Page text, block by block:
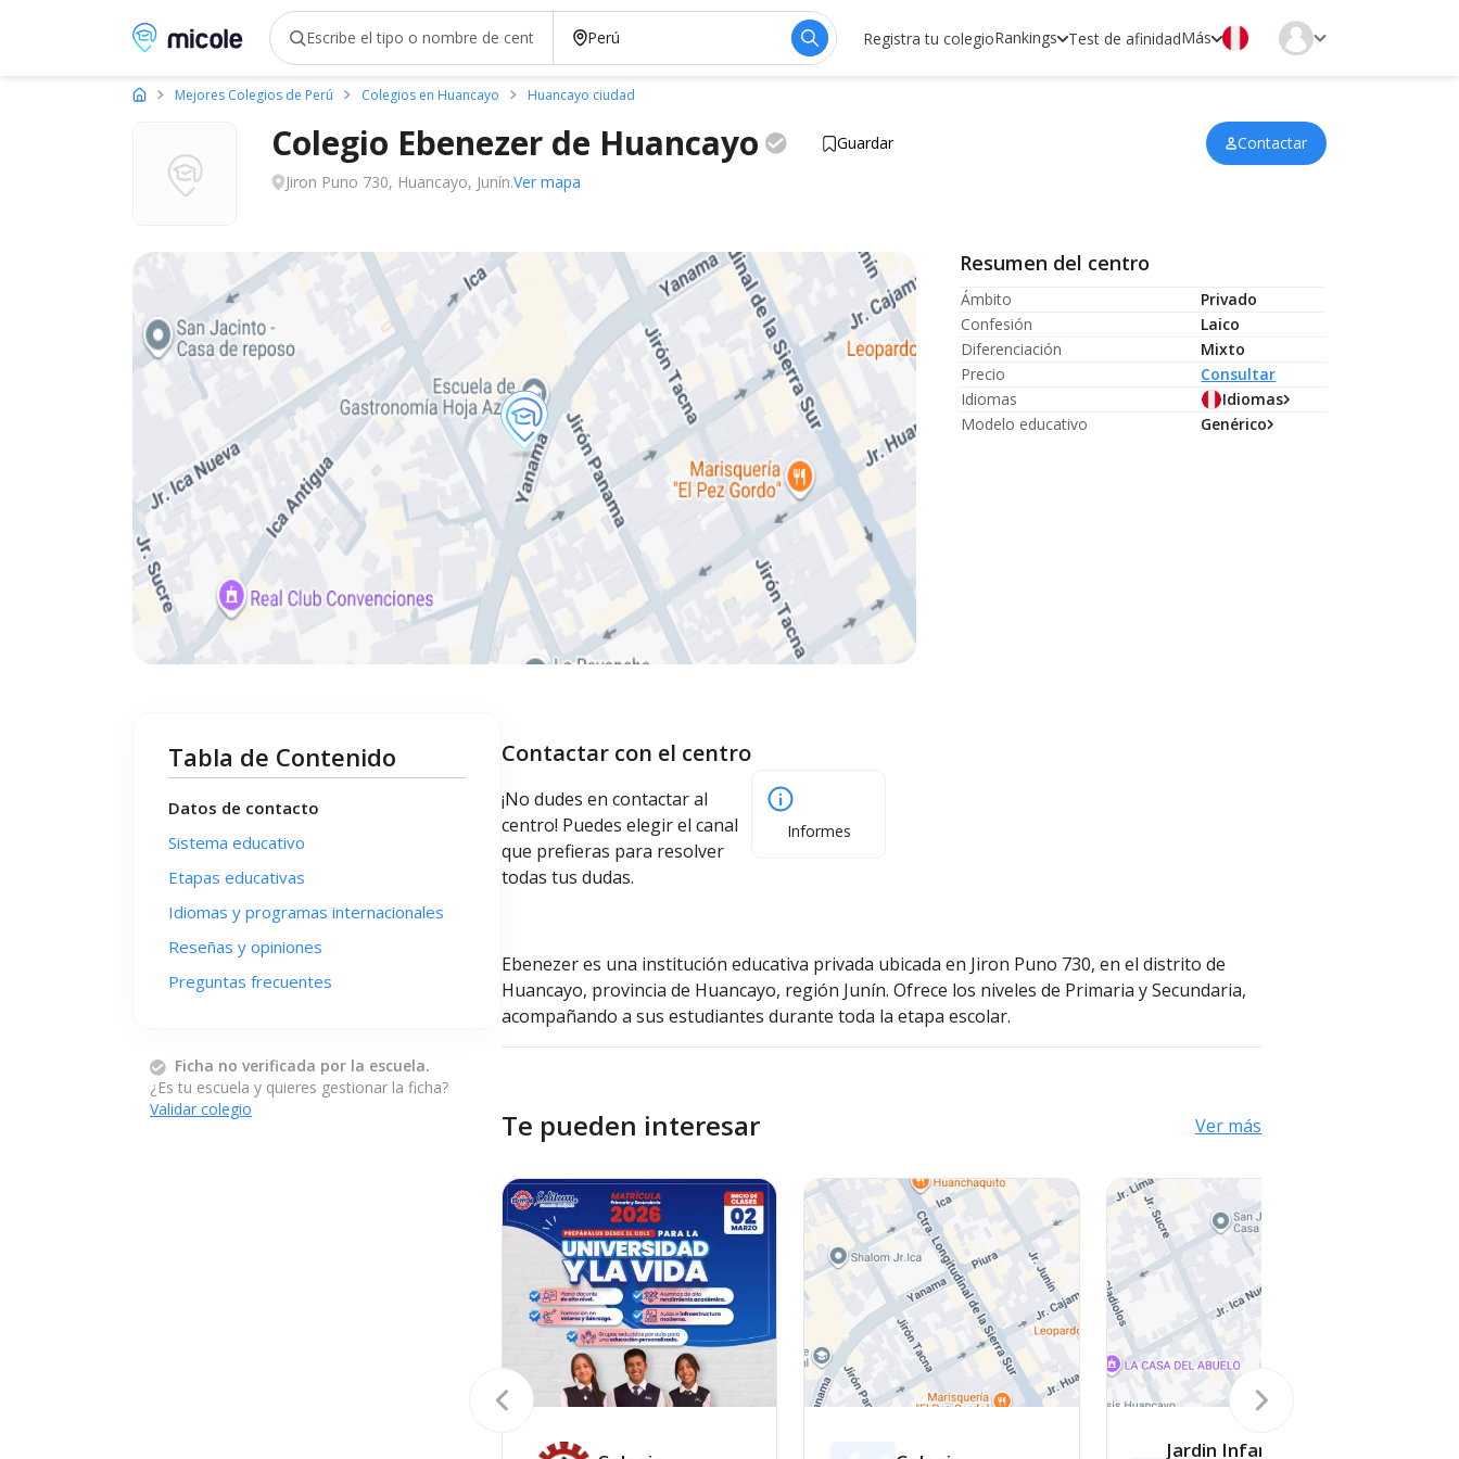
Micole, buscador de colegios Registra tu colegioRankings Test de afinidadMás
Mejores Colegios de Perú Colegios en Huancayo Huancayo ciudad
Colegio Ebenezer de Huancayo Guardar
Contactar
Jiron Puno 730, Huancayo, Junín.Ver mapa
Resumen del centro
Ámbito
Privado
Confesión
Laico
Diferenciación
Mixto
Precio
Consultar
Idiomas
Idiomas
Modelo educativo
Genérico
Tabla de Contenido
Datos de contacto
Sistema educativo
Etapas educativas
Idiomas y programas internacionales
Reseñas y opiniones
Preguntas frecuentes
Ficha no verificada por la escuela.
¿Es tu escuela y quieres gestionar la ficha?
Validar colegio
Contactar con el centro
¡No dudes en contactar al
centro! Puedes elegir el canal
que prefieras para resolver
todas tus dudas.
Informes
Ebenezer es una institución educativa privada ubicada en Jiron Puno 730, en el distrito de
Huancayo, provincia de Huancayo, región Junín. Ofrece los niveles de Primaria y Secundaria,
acompañando a sus estudiantes durante toda la etapa escolar.
Te pueden interesar Ver más
Jardin Infantil